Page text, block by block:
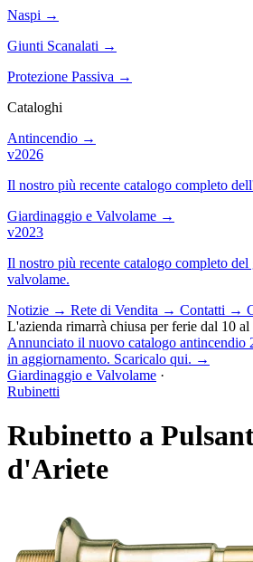
Naspi →
Giunti Scanalati →
Protezione Passiva →
Cataloghi
Antincendio →
v2026
Il nostro più recente catalogo completo
Giardinaggio e Valvolame →
v2023
Il nostro più recente catalogo completo
valvolame.
Notizie → Rete di Vendita → Contatti →
L'azienda rimarrà chiusa per ferie dal 10 al
Annunciato il nuovo catalogo antincendio
in aggiornamento. Scaricalo qui. →
Giardinaggio e Valvolame ·
Rubinetti
Rubinetto a
d'Ariete